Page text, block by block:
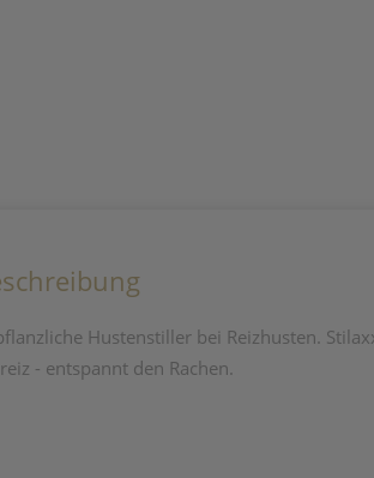
Hustenstiller bei Reizhusten.
- entspannt den Rachen.